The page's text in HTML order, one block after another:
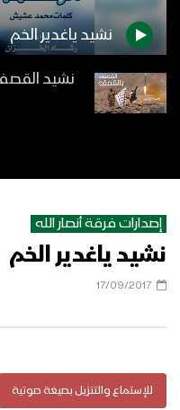
نشيد ياغدير الخم
نشيد
نشيد فجر
إصدارات فرقة أنصار الله
نشيد ياغدير الخم
17/09/2017
للإستماع والتنزيل بصيغة صوتية